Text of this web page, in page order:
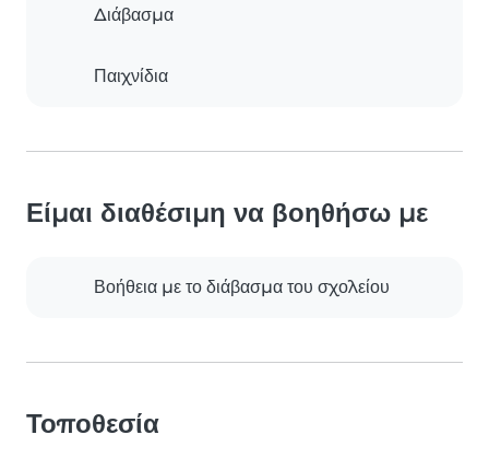
Διάβασμα
Παιχνίδια
Είμαι διαθέσιμη να βοηθήσω με
Βοήθεια με το διάβασμα του σχολείου
Τοποθεσία